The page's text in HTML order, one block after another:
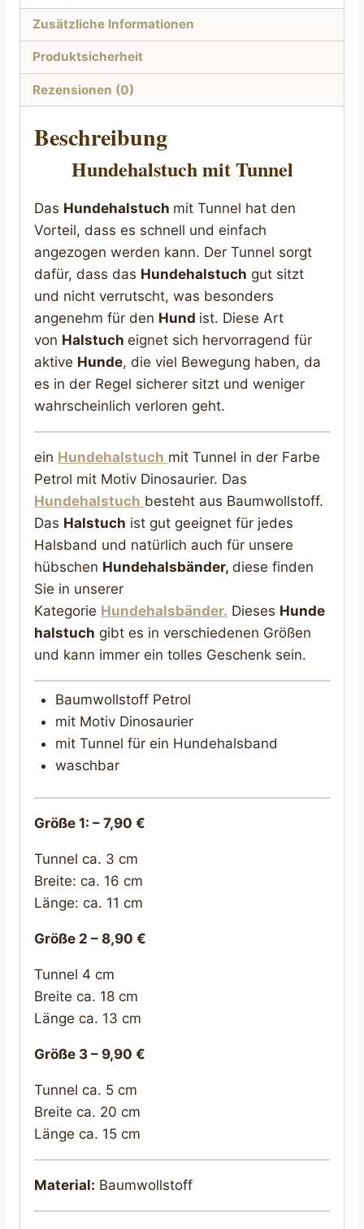
Zusätzliche Informationen
Produktsicherheit
Rezensionen (0)
Beschreibung
Hundehalstuch mit Tunnel
Das Hundehalstuch mit Tunnel hat den
Vorteil, dass es schnell und einfach
angezogen werden kann. Der Tunnel sorgt
dafür, dass das Hundehalstuch gut sitzt
und nicht verrutscht, was besonders
angenehm für den Hund ist. Diese Art
von Halstuch eignet sich hervorragend für
aktive Hunde, die viel Bewegung haben, da
es in der Regel sicherer sitzt und weniger
wahrscheinlich verloren geht.
ein Hundehalstuch mit Tunnel in der Farbe
Petrol mit Motiv Dinosaurier. Das
Hundehalstuch besteht aus Baumwollstoff.
Das Halstuch ist gut geeignet für jedes
Halsband und natürlich auch für unsere
hübschen Hundehalsbänder, diese finden
Sie in unserer
Kategorie Hundehalsbänder. Dieses Hunde
halstuch gibt es in verschiedenen Größen
und kann immer ein tolles Geschenk sein.
Baumwollstoff Petrol
mit Motiv Dinosaurier
mit Tunnel für ein Hundehalsband
waschbar
Größe 1: – 7,90 €
Tunnel ca. 3 cm
Breite: ca. 16 cm
Länge: ca. 11 cm
Größe 2 – 8,90 €
Tunnel 4 cm
Breite ca. 18 cm
Länge ca. 13 cm
Größe 3 – 9,90 €
Tunnel ca. 5 cm
Breite ca. 20 cm
Länge ca. 15 cm
Material: Baumwollstoff